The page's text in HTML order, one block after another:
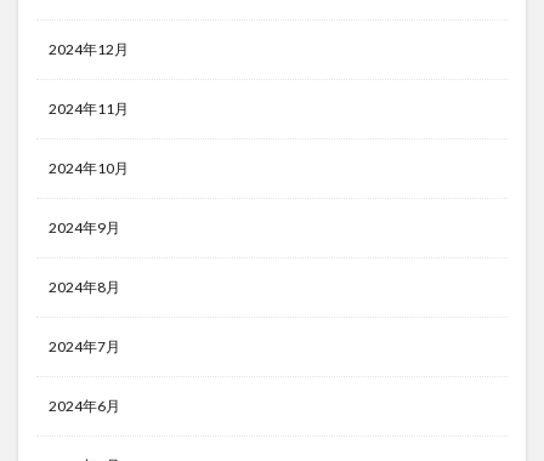
2024年12月
2024年11月
2024年10月
2024年9月
2024年8月
2024年7月
2024年6月